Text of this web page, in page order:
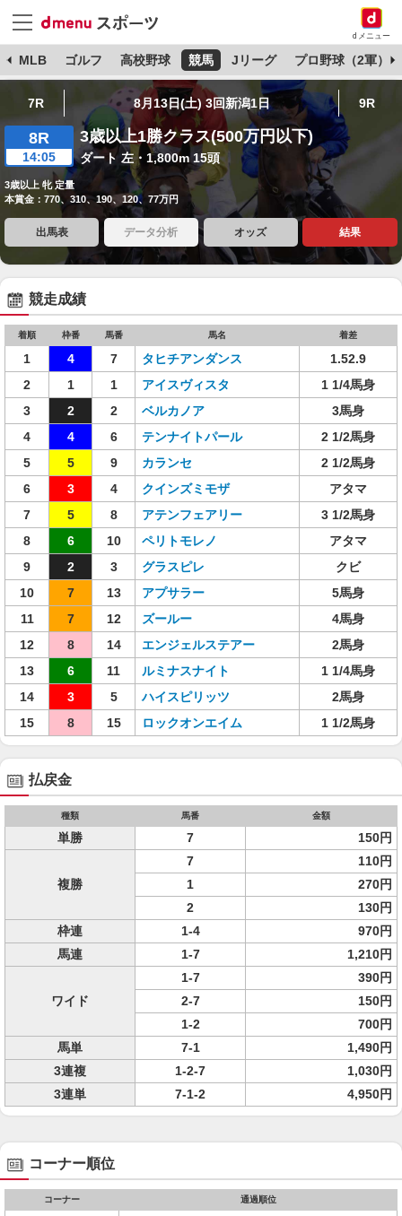
dメニュー
MLB ゴルフ 高校野球 競馬 Jリーグ プロ野球（2軍）
7R 8月13日(土) 3回新潟1日 9R
8R
14:05
3歳以上1勝クラス(500万円以下)
ダート 左・1,800m 15頭
3歳以上 牝 定量
本賞金：770、310、190、120、77万円
出馬表 データ分析 オッズ 結果
競走成績
着順 枠番 馬番 馬名 着差
1 4 7 タヒチアンダンス
1.52.9
2
1 1 アイスヴィスタ
1 1/4馬身
3
2 2 ベルカノア
3馬身
4
4 6 テンナイトパール
2 1/2馬身
5
5 9 カランセ
2 1/2馬身
6
3 4 クインズミモザ
アタマ
7
5 8 アテンフェアリー
3 1/2馬身
8
6 10 ペリトモレノ
アタマ
9
2 3 グラスピレ
クビ
10
7 13 アプサラー
5馬身
11
7 12 ズールー
4馬身
12
8 14 エンジェルステアー
2馬身
13
6 11 ルミナスナイト
1 1/4馬身
14
3 5 ハイスピリッツ
2馬身
15
8 15 ロックオンエイム 1 1/2馬身
払戻金
種類 馬番 金額
単勝 7 150円
複勝
7
110円
1
270円
2
130円
枠連
1-4
970円
馬連
1-7 1,210円
ワイド
1-7
390円
2-7
150円
1-2
700円
馬単
7-1
1,490円
3連複
1-2-7
1,030円
3連単
7-1-2 4,950円
コーナー順位
コーナー 通過順位